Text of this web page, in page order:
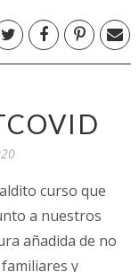
curso que
a nuestros
añadida de no
y